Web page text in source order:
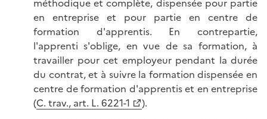
méthodique et complète, dispensée pour partie
en entreprise et pour partie en centre de
formation d'apprentis. En contrepartie,
l'apprenti s'oblige, en vue de sa formation, à
travailler pour cet employeur pendant la durée
du contrat, et à suivre la formation dispensée en
centre de formation d'apprentis et en entreprise
(C. trav., art. L. 6221-1
).